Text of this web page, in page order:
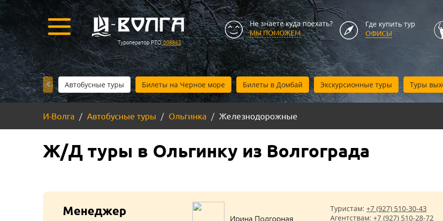
Туроператор РТО008863
Не знаете куда поехать?
МЫ ПОМОЖЕМ
Где купить тур
ОФИСЫ
Автобусные туры Билеты на Черное море Билеты в Домбай Экскурсионные туры Туры
И-Волга Автобусные туры Ольгинка Железнодорожные
Ж/Д туры в Ольгинку из Волгограда
Менеджер
Ирина Подгорная
Туристам:+7 (927) 510-30-43
Агентствам:+7 (927) 510-28-72